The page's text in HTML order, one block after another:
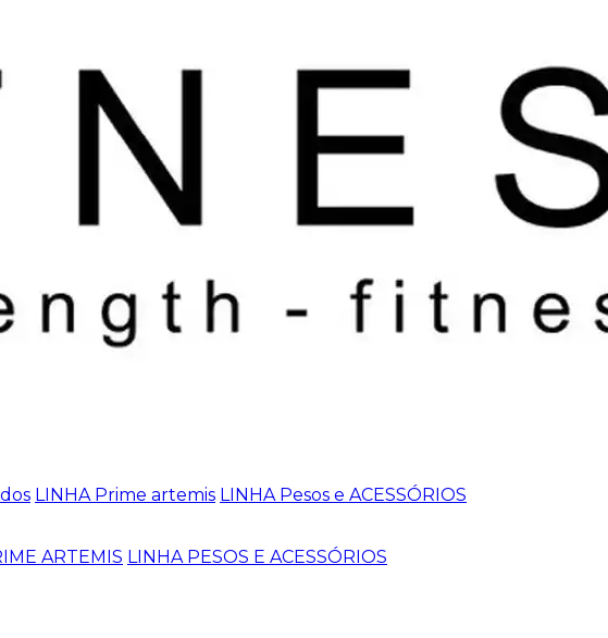
LINHA Prime artemis LINHA Pesos e ACESSÓRIOS
ARTEMIS LINHA PESOS E ACESSÓRIOS